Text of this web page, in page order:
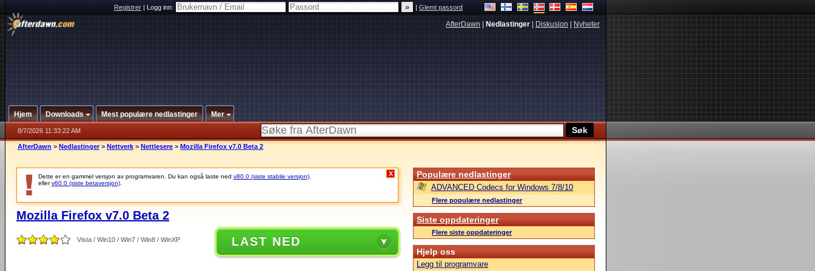
Registrer|Logg inn: |Glemt passord
AfterDawn Nedlastinger Diskusjon Nyheter
Hjem Downloads Mest populære nedlastinger Mer
8/7/2026 11:33:22 AM
AfterDawn > Nedlastinger > Nettverk > Nettlesere > Mozilla Firefox v7.0 Beta 2
Dette er en gammel versjon av programvaren. Du kan også laste ned v80.0 (siste stabile versjon)
ellerv60.0 (siste betaversjon)
X
Mozilla Firefox v7.0 Beta 2
Vista / Win10 / Win7 / Win8 / WinXP LAST NED
Populære nedlastinger
ADVANCED Codecs for Windows 7/8/10
Flere populære nedlastinger
Siste oppdateringer
Flere siste oppdateringer
Hjelp oss
Legg til programvare